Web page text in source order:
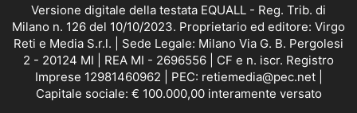
Versione digitale della testata EQUALL - Reg. Trib. di
Milano n. 126 del 10/10/2023. Proprietario ed editore: Virgo
Reti e Media S.r.l. | Sede Legale: Milano Via G. B. Pergolesi
2 - 20124 MI | REA MI - 2696556 | CF e n. iscr. Registro
Imprese 12981460962 | PEC: retiemedia@pec.net |
Capitale sociale: € 100.000,00 interamente versato